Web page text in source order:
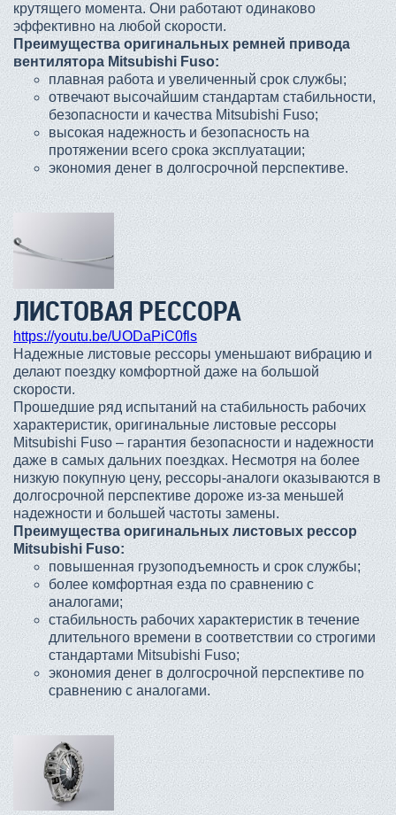
крутящего момента. Они работают одинаково
эффективно на любой скорости.
Преимущества оригинальных ремней привода
вентилятора Mitsubishi Fuso:
плавная работа и увеличенный срок службы;
отвечают высочайшим стандартам стабильности,
безопасности и качества Mitsubishi Fuso;
высокая надежность и безопасность на
протяжении всего срока эксплуатации;
экономия денег в долгосрочной перспективе.
ЛИСТОВАЯ РЕССОРА
https://youtu.be/UODaPiC0fls
Надежные листовые рессоры уменьшают вибрацию и
делают поездку комфортной даже на большой
скорости.
Прошедшие ряд испытаний на стабильность рабочих
характеристик, оригинальные листовые рессоры
Mitsubishi Fuso – гарантия безопасности и надежности
даже в самых дальних поездках. Несмотря на более
низкую покупную цену, рессоры-аналоги оказываются в
долгосрочной перспективе дороже из-за меньшей
надежности и большей частоты замены.
Преимущества оригинальных листовых рессор
Mitsubishi Fuso:
повышенная грузоподъемность и срок службы;
более комфортная езда по сравнению с
аналогами;
стабильность рабочих характеристик в течение
длительного времени в соответствии со строгими
стандартами Mitsubishi Fuso;
экономия денег в долгосрочной перспективе по
сравнению с аналогами.